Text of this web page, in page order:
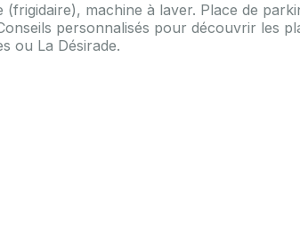
machine à laver. Place de
personnalisés pour découvrir les
ou La Désirade.